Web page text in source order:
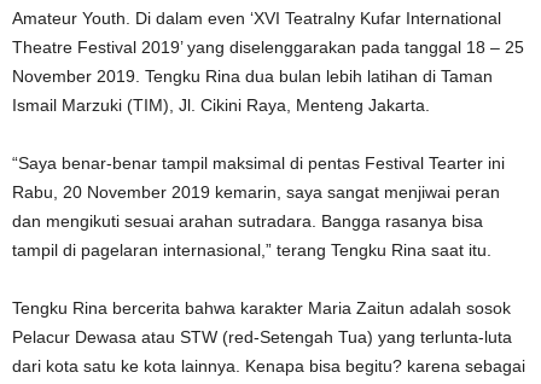
Amateur Youth. Di dalam even ‘XVI Teatralny Kufar International
Theatre Festival 2019’ yang diselenggarakan pada tanggal 18 – 25
November 2019. Tengku Rina dua bulan lebih latihan di Taman
Ismail Marzuki (TIM), Jl. Cikini Raya, Menteng Jakarta.
“Saya benar-benar tampil maksimal di pentas Festival Tearter ini
Rabu, 20 November 2019 kemarin, saya sangat menjiwai peran
dan mengikuti sesuai arahan sutradara. Bangga rasanya bisa
tampil di pagelaran internasional,” terang Tengku Rina saat itu.
Tengku Rina bercerita bahwa karakter Maria Zaitun adalah sosok
Pelacur Dewasa atau STW (red-Setengah Tua) yang terlunta-luta
dari kota satu ke kota lainnya. Kenapa bisa begitu? karena sebagai